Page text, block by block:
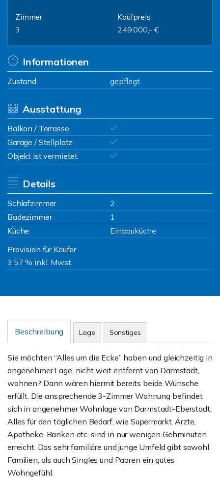
Zimmer
3
Kaufpreis
249.000,- €
Informationen
Zustand gepflegt
Ausstattung
Balkon / Terrasse
Garage / Stellplatz
Objekt ist vermietet
Details
Schlafzimmer
2
Badezimmer
1
Küche
Einbauküche
Provision für Käufer
3,57 % inkl. Mwst.
Beschreibung Lage Sonstiges
Sie möchten “Alles um die Ecke” haben und gleichzeitig in
angenehmer Lage, nicht weit entfernt von Darmstadt,
wohnen? Dann wären hiermit bereits beide Wünsche
erfüllt. Die ansprechende 3-Zimmer Wohnung befindet
sich in angenehmer Wohnlage von Darmstadt-Eberstadt.
Alles für den täglichen Bedarf, wie Supermarkt, Ärzte,
Apotheke, Banken etc. sind in nur wenigen Gehminuten
erreicht. Das sehr familiäre und junge Umfeld gibt sowohl
Familien, als auch Singles und Paaren ein gutes
Wohngefühl.